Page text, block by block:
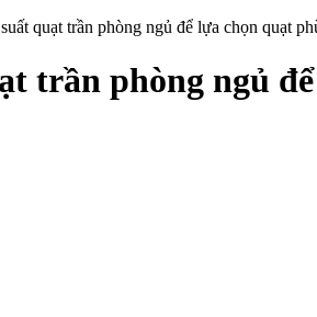
quạt trần phòng ngủ để lựa chọn quạt
trần phòng ngủ